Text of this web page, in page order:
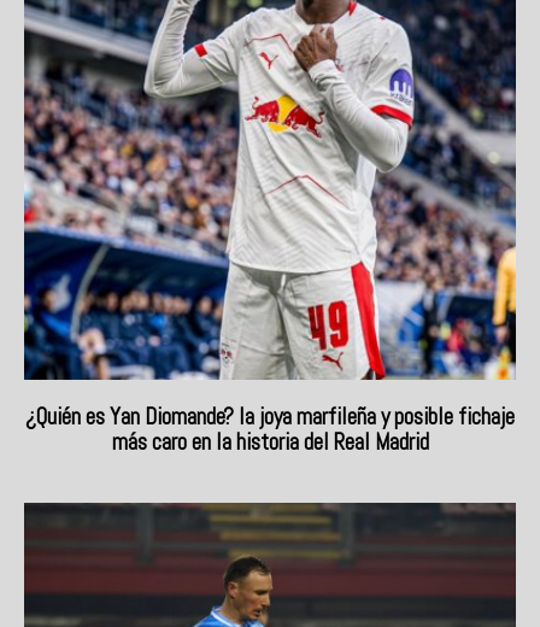
¿Quién es Yan Diomande? la joya marfileña y posible fichaje
más caro en la historia del Real Madrid